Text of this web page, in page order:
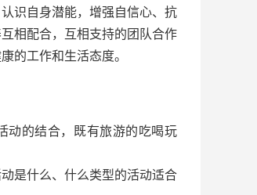
识自身潜能，增强自信心、抗
相配合，互相支持的团队合作
的工作和生活态度。
动的结合，既有旅游的吃喝玩
是什么、什么类型的活动适合